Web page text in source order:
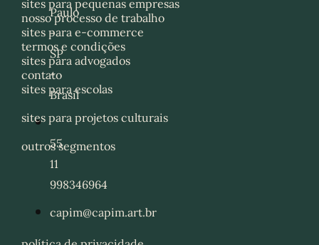
Paulo
-
SP
-
Brasil
55
11
998346964
capim@capim.art.br
nosso processo de trabalho
termos e condições
contato
sites para pequenas empresas
sites para e-commerce
sites para advogados
sites para escolas
sites para projetos culturais
outros segmentos